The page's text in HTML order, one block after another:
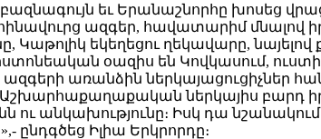
եւ Երանաշնորհը խոսեց
ազգեր, հավատարիմ մնալով
Կաթոլիկ եկեղեցու ղեկավարը,
օազիս են Կովկասում,
ազգերի առանձին ներկայացուցիչներ
«Աշխարհաքաղաքական ներկայիս
ու անկախությունը։ Իսկ դա
ընդգծեց Իլիա Երկրորդը։